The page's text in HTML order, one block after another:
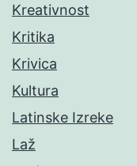
Kreativnost
Kritika
Krivica
Kultura
Latinske Izreke
Laž